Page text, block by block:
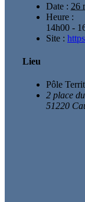
Date : 26
Heure :
14h00 -
Site :
Lieu
Pôle
2 place
51220